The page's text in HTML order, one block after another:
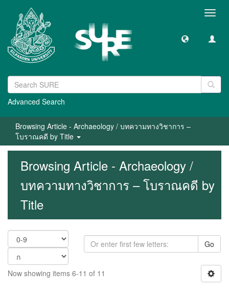
Advanced Search
Browsing Article - Archaeology / บทความทางวิชาการ –
โบราณคดี by Title
Browsing Article - Archaeology /
บทความทางวิชาการ – โบราณคดี by
Title
Go
Now showing items 6-11 of 11